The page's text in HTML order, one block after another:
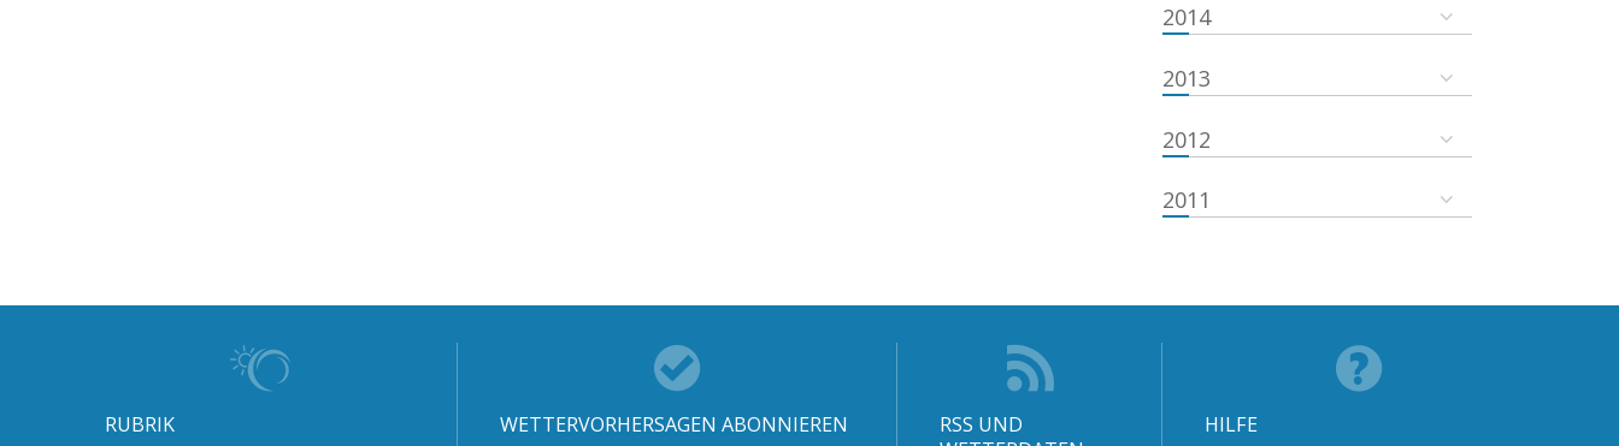
2014
2013
2012
2011
RUBRIK WETTERVORHERSAGEN ABONNIEREN
RSS UND
HILFE